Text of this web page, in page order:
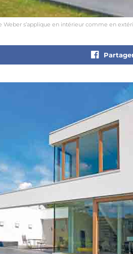
Weber s’applique en intérieur comme en